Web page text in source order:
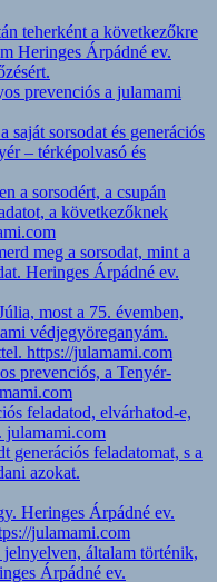
teherként a következőkre
Heringes Árpádné ev.
prevenciós a julamami
saját sorsodat és generációs
– térképolvasó és
a sorsodért, a csupán
a következőknek
meg a sorsodat, mint a
Heringes Árpádné ev.
most a 75. évemben,
védjegyöreganyám.
https://julamami.com
prevenciós, a Tenyér-
feladatod, elvárhatod-e,
julamami.com
generációs feladatomat, s a
azokat.
Heringes Árpádné ev.
julamami.com
általam történik,
Árpádné ev.